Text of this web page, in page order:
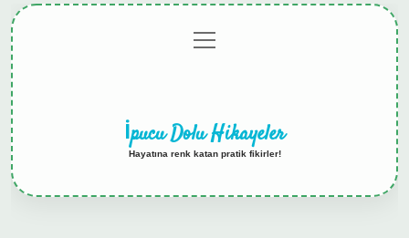
menüyü
aç
İpucu Dolu Hikayeler
Hayatına renk katan pratik fikirler!